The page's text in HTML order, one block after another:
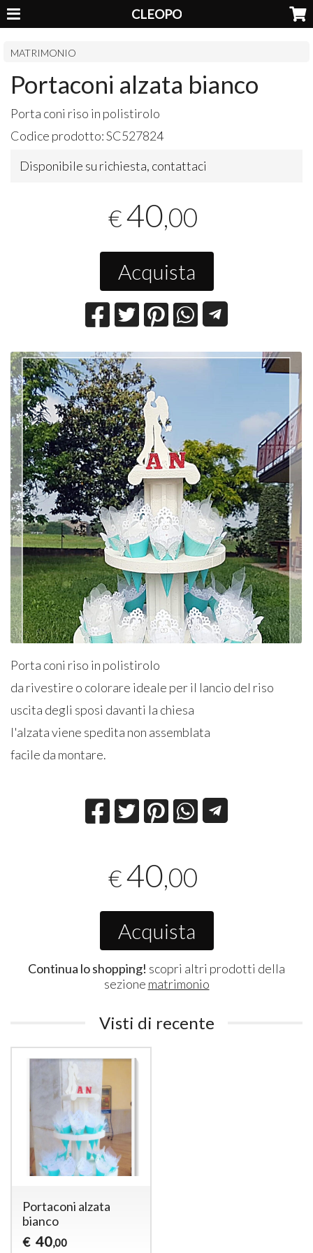
CLEOPO
MATRIMONIO
Portaconi alzata bianco
Porta coni riso in polistirolo
Codice prodotto:SC527824
Disponibile su richiesta, contattaci
€40,00
Acquista
Porta coni riso in polistirolo
da rivestire o colorare ideale per il lancio del riso
uscita degli sposi davanti la chiesa
l'alzata viene spedita non assemblata
facile da montare.
€40,00
Acquista
Continua lo shopping! scopri altri prodotti della
sezione matrimonio
Visti di recente
Portaconi alzata
bianco
€ 40,00